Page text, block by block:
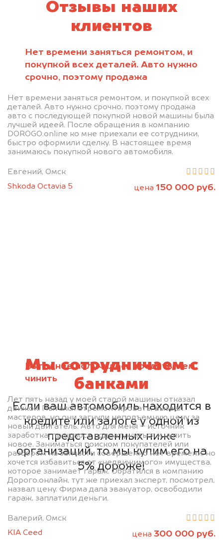
Отзывы наших
клиентов
Нет времени заняться ремонтом, и
покупкой всех деталей. Авто нужно
срочно, поэтому продажа
Нет времени заняться ремонтом, и покупкой всех
деталей. Авто нужно срочно, поэтому продажа
авто с последующей покупкой новой машины была
лучшей идеей. После обращения в компанию
DOROGO.online ко мне приехали ее сотрудники,
быстро оформили сделку. В настоящее время
занимаюсь покупкой нового автомобиля.
Евгений, Омск
Shkoda Octavia 5
цена 150 000 руб.
Выгоднее получилось продать, чем
чинить
Лет пять назад у моей старой машины отказал
движок. Пытался отремонтировать, вызвал
мастеров, но они загнули неподъемную цену за
новый двигатель. Авто для меня – источник
заработка, пришлось поднатужиться и купить
новое. Заниматься поиском покупателей или
разбором на запчасти совершенно нет времени, но
хочется избавиться от «недвижимого» имущества,
которое занимает гараж. Обратился в компанию
Дорого.онлайн, тут же приехал эксперт, посмотрел,
назвал цену. Фирма дала эвакуатор, освободили
гараж, заплатили деньги.
Валерий, Омск
KIA Ceed
цена 300 000 руб.
Мы сотрудничаем с
банками
Если ваш автомобиль находится в
кредите или залоге у одной из
представленных ниже
организаций, то мы купим его на
5% дороже!